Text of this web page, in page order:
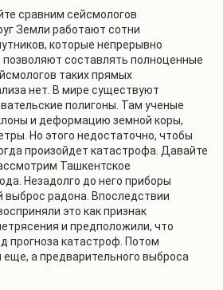
сравним сейсмологов
Земли работают сотни
которые непрерывно
составлять полноценные
таких прямых
нет. В мире существуют
полигоны. Там ученые
и деформацию земной коры,
Но этого недостаточно, чтобы
произойдет катастрофа. Давайте
Ташкентское
Незадолго до него приборы
выброс радона. Впоследствии
это как признак
и предположили, что
прогноза катастроф. Потом
а предварительного выброса